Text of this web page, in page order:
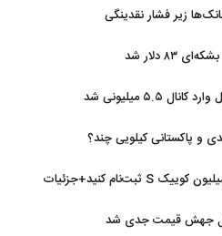
زیر فشار نقدینگی
دلار شد
میلیونی شد
و پاکستانی کیلویی چند؟
جهش قیمت جدی شد